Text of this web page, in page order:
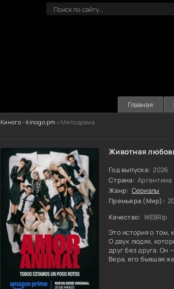
Главная
Киного - kinogo.pm » Мелодрама
Животная
Год выпуска: 2026
Страна: Аргентина
Жанр: Сериалы
Премьера (Мир):
Качество: WEBRip
Это история о том,
О двух людях,
друг без друга. Он
Вера, его бывшая